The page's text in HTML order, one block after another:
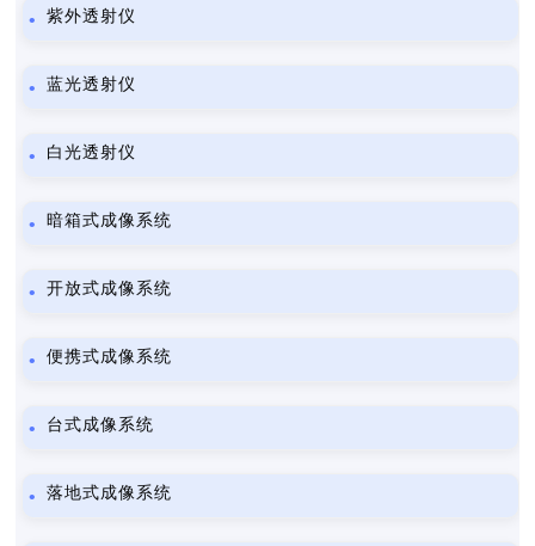
紫外透射仪
蓝光透射仪
白光透射仪
暗箱式成像系统
开放式成像系统
便携式成像系统
台式成像系统
落地式成像系统